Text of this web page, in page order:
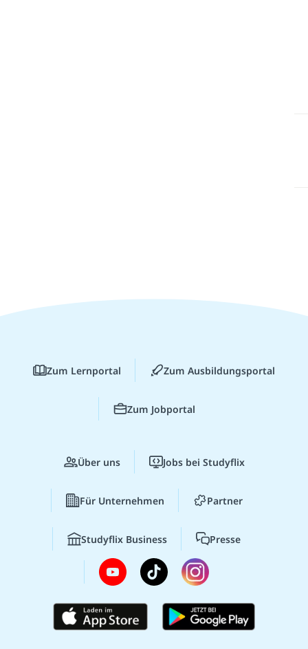
Zum Lernportal Zum Ausbildungsportal
Zum Jobportal
Über uns Jobs bei Studyflix
Für Unternehmen Partner
Studyflix Business Presse